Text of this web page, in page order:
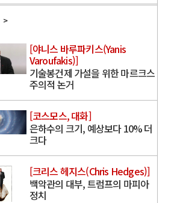
[야니스 바루파키스(Yanis
Varoufakis)]
기술봉건제 가설을 위한 마르크스
주의적 논거
[코스모스, 대화]
은하수의 크기, 예상보다 10% 더
크다
[크리스 헤지스(Chris Hedges)]
백악관의 대부, 트럼프의 마피아
정치